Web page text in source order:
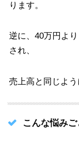
ります。
逆に、40万円よ
され、
売上高と同じよう
こんな悩み